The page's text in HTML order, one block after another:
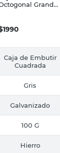
Grande
1990
Caja de Embutir
Cuadrada
Gris
Galvanizado
100 G
Hierro